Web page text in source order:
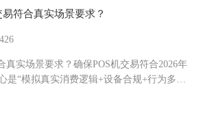
符合真实场景要求？
真实场景要求？确保POS机交易符合2026年
是“模拟真实消费逻辑+设备合规+行为多样